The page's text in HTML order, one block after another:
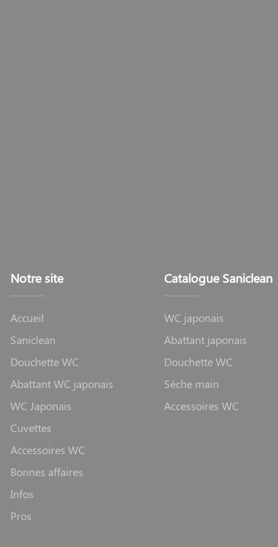
Notre site
Accueil
Saniclean
Douchette WC
Abattant WC japonais
WC Japonais
Cuvettes
Accessoires WC
Bonnes affaires
Infos
Pros
Catalogue Saniclean
WC japonais
Abattant japonais
Douchette WC
Sèche main
Accessoires WC